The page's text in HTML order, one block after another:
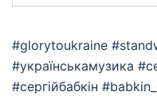
#glorytoukraine
#українськамузика
#сергійбабкін